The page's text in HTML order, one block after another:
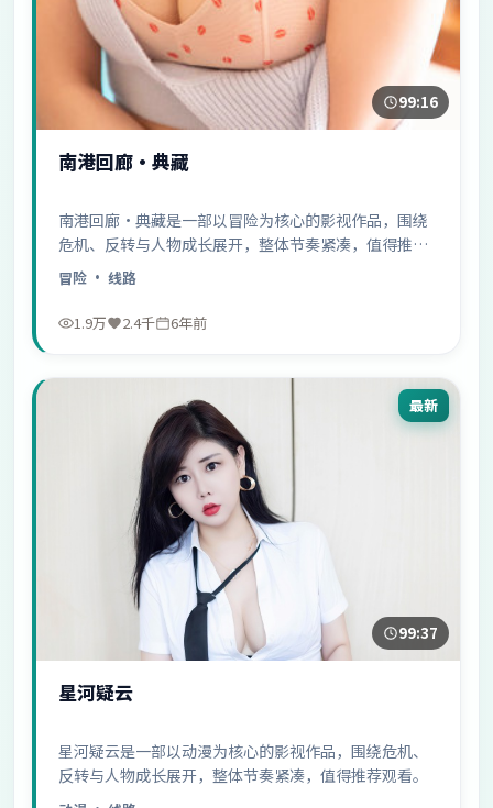
99:16
南港回廊·典藏
南港回廊·典藏是一部以冒险为核心的影视作品，围绕
危机、反转与人物成长展开，整体节奏紧凑，值得推荐
观看。
冒险 · 线路
1.9万 2.4千 6年前
最新
99:37
星河疑云
星河疑云是一部以动漫为核心的影视作品，围绕危机、
反转与人物成长展开，整体节奏紧凑，值得推荐观看。